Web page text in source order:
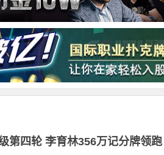
第四轮 李育林356万记分牌领跑